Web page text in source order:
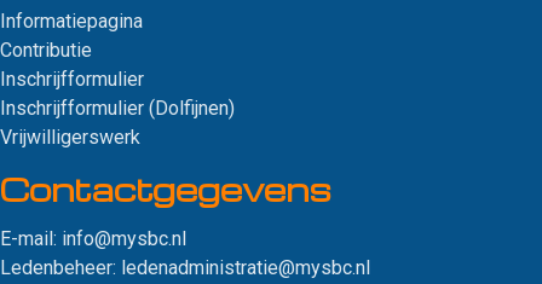
Informatiepagina
Contributie
Inschrijfformulier
Inschrijfformulier (Dolfijnen)
Vrijwilligerswerk
Contact­gegevens
E-mail: info@mysbc.nl
Ledenbeheer: ledenadministratie@mysbc.nl